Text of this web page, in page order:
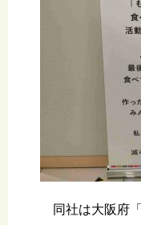
同社は大阪府